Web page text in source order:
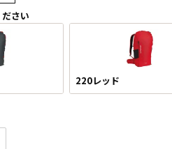
さい
220レッド